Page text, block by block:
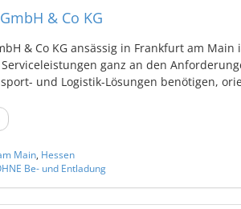
& Co KG
& Co KG ansässig in Frankfurt am
ganz an den
und Logistik-Lösungen benötigen,
Main, Hessen
Be- und Entladung